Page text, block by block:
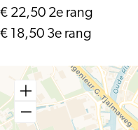
€ 22,50 2e rang
€ 18,50 3e rang